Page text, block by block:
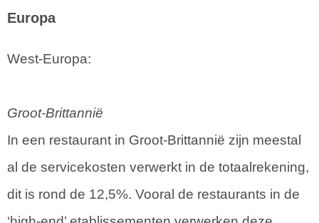
Europa
West-Europa:
Groot-Brittannië
In een restaurant in Groot-Brittannië zijn meestal
al de servicekosten verwerkt in de totaalrekening,
dit is rond de 12,5%. Vooral de restaurants in de